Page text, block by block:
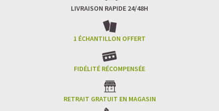
LIVRAISON RAPIDE 24/48H
1 ÉCHANTILLON OFFERT
FIDÉLITÉ RÉCOMPENSÉE
RETRAIT GRATUIT EN MAGASIN